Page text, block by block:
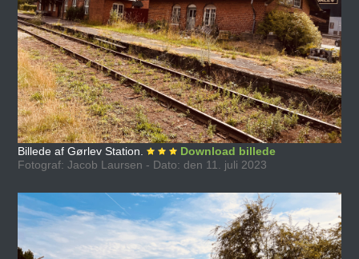
Billede af Gørlev Station.
Download billede
Fotograf: Jacob Laursen - Dato: den 11. juli 2023